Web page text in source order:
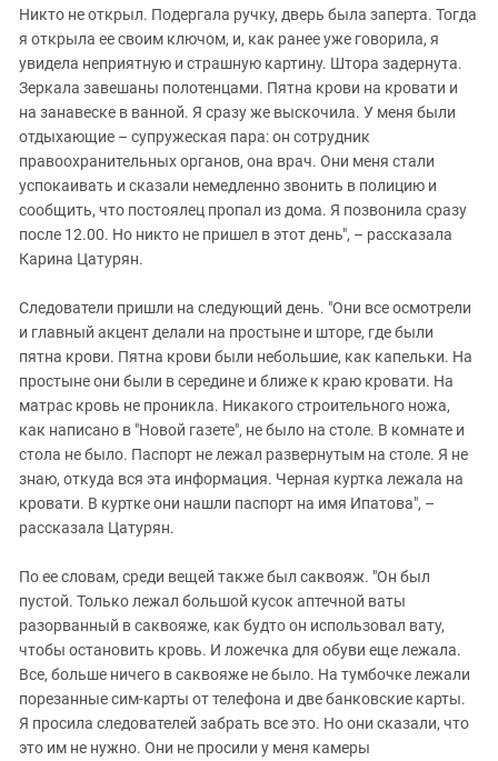
Никто не открыл. Подергала ручку, дверь была заперта. Тогда
я открыла ее своим ключом, и, как ранее уже говорила, я
увидела неприятную и страшную картину. Штора задернута.
Зеркала завешаны полотенцами. Пятна крови на кровати и
на занавеске в ванной. Я сразу же выскочила. У меня были
отдыхающие – супружеская пара: он сотрудник
правоохранительных органов, она врач. Они меня стали
успокаивать и сказали немедленно звонить в полицию и
сообщить, что постоялец пропал из дома. Я позвонила сразу
после 12.00. Но никто не пришел в этот день", – рассказала
Карина Цатурян.
Следователи пришли на следующий день. "Они все осмотрели
и главный акцент делали на простыне и шторе, где были
пятна крови. Пятна крови были небольшие, как капельки. На
простыне они были в середине и ближе к краю кровати. На
матрас кровь не проникла. Никакого строительного ножа,
как написано в "Новой газете", не было на столе. В комнате и
стола не было. Паспорт не лежал развернутым на столе. Я не
знаю, откуда вся эта информация. Черная куртка лежала на
кровати. В куртке они нашли паспорт на имя Ипатова", –
рассказала Цатурян.
По ее словам, среди вещей также был саквояж. "Он был
пустой. Только лежал большой кусок аптечной ваты
разорванный в саквояже, как будто он использовал вату,
чтобы остановить кровь. И ложечка для обуви еще лежала.
Все, больше ничего в саквояже не было. На тумбочке лежали
порезанные сим-карты от телефона и две банковские карты.
Я просила следователей забрать все это. Но они сказали, что
это им не нужно. Они не просили у меня камеры